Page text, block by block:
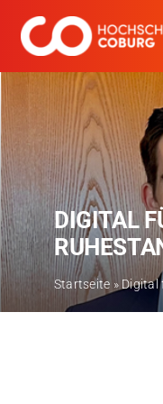
Inhalt
springen
Studieren
Forschen
Kooperieren
Hochschule
Entdecke die
DIGITAL
Startseite » Digital